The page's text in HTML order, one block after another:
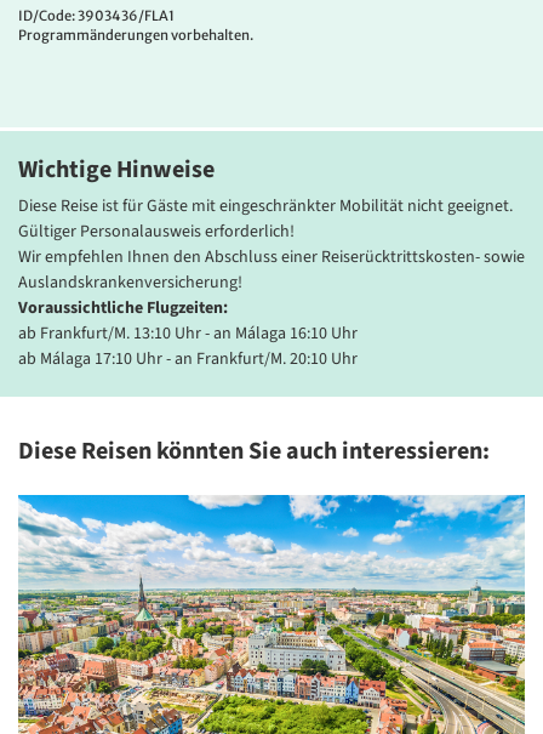
Das4*Hotel Alayliegt in Benalmádena, nur rund 50 Meter vom
Strand entfernt und direkt gegenüber der Promenade. Auch der
Ausstattung gehören zwei Pools und Sonnenterrassen, die zum
modernen Komfort mit Bad oder DU/WC, Klimaanlage, TV und
kostenfreies WLAN.
ID/Code: 3903436/FLA1
Programmänderungen vorbehalten.
Wichtige Hinweise
Diese Reise ist für Gäste mit eingeschränkter Mobilität nicht geeignet.
Gültiger Personalausweis erforderlich!
Wir empfehlen Ihnen den Abschluss einer Reiserücktrittskosten- sowie
Auslandskrankenversicherung!
Voraussichtliche Flugzeiten:
ab Frankfurt/M. 13:10 Uhr - an Málaga 16:10 Uhr
ab Málaga 17:10 Uhr - an Frankfurt/M. 20:10 Uhr
Diese Reisen könnten Sie auch interessieren: